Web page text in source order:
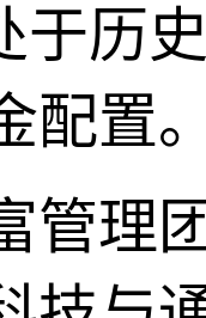
于历
配置
管理